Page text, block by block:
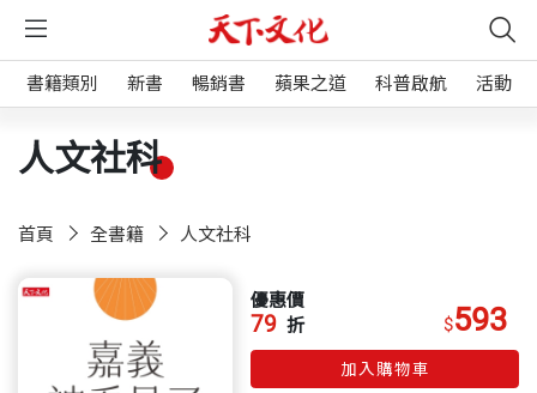
書籍類別 新書 暢銷書 蘋果之道 科普啟航 活動
人文社科
首頁 全書籍 人文社科
優惠價
79 折 $593
加入購物車